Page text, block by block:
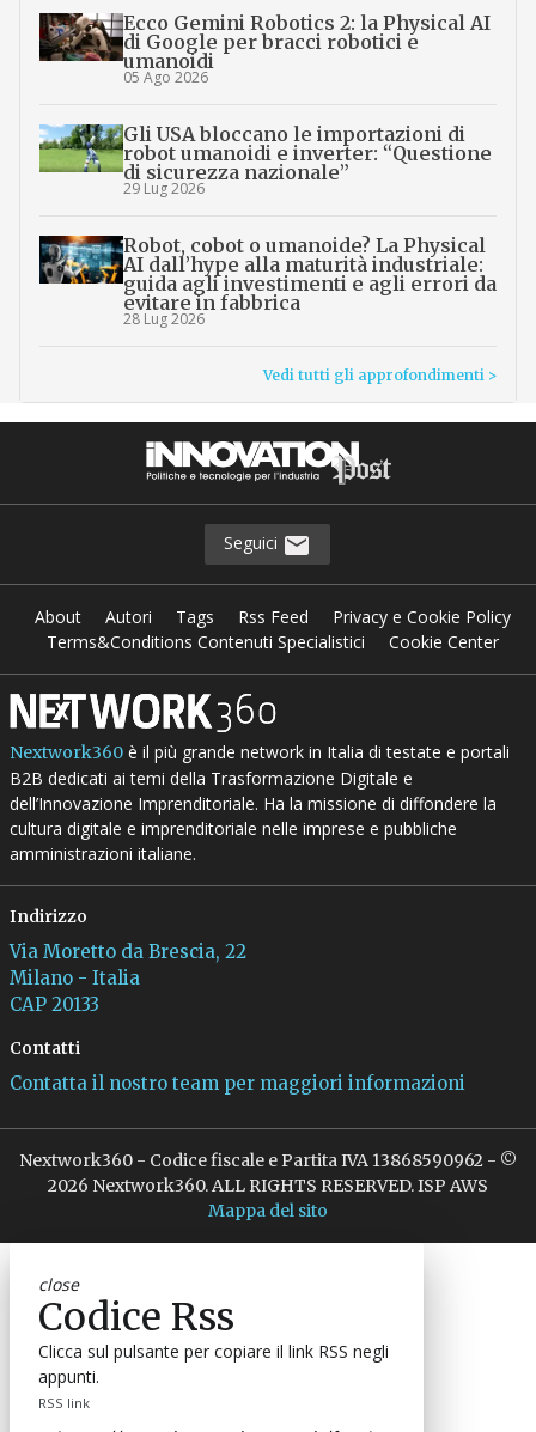
Ecco Gemini Robotics 2: la Physical AI
di Google per bracci robotici e
umanoidi
05 Ago 2026
Gli USA bloccano le importazioni di
robot umanoidi e inverter: “Questione
di sicurezza nazionale”
29 Lug 2026
Robot, cobot o umanoide? La Physical
AI dall’hype alla maturità industriale:
guida agli investimenti e agli errori da
evitare in fabbrica
28 Lug 2026
Vedi tutti gli approfondimenti >
Seguici
About Autori Tags Rss Feed
Privacy e Cookie Policy
Terms&Conditions Contenuti Specialistici
Cookie Center
Nextwork360è il più grande network in Italia di testate e portali
B2B dedicati ai temi della Trasformazione Digitale e
dell’Innovazione Imprenditoriale. Ha la missione di diffondere la
cultura digitale e imprenditoriale nelle imprese e pubbliche
amministrazioni italiane.
Indirizzo
Via Moretto da Brescia, 22
Milano - Italia
CAP 20133
Contatti
Contatta il nostro team per maggiori informazioni
Nextwork360 - Codice fiscale e Partita IVA 13868590962 - ©
2026 Nextwork360. ALL RIGHTS RESERVED. ISP AWS
Mappa del sito
close
Codice Rss
Clicca sul pulsante per copiare il link RSS negli
appunti.
RSS link